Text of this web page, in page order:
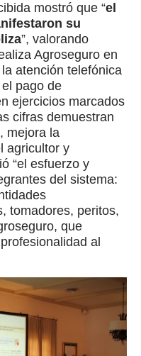
mostró que “el
su
”, valorando
Agroseguro en
atención telefónica
pago de
ejercicios marcados
cifras demuestran
mejora la
agricultor y
“el esfuerzo y
del sistema:
tomadores, peritos,
que
al